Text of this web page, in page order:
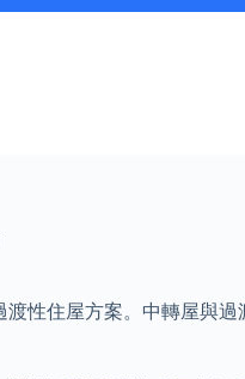
性住屋方案。中轉屋與